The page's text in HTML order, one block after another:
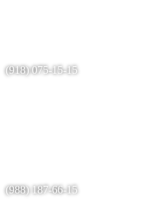
(918) 075-15-15
(988) 187-66-15